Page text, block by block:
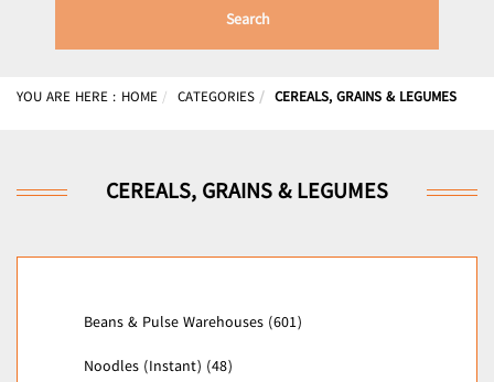
Search
YOU ARE HERE : HOME CATEGORIES CEREALS, GRAINS & LEGUMES
CEREALS, GRAINS & LEGUMES
Beans & Pulse Warehouses (601)
Noodles (Instant) (48)